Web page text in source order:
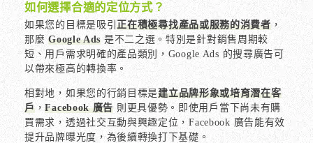
如何選擇合適的定位方式？
如果您的目標是吸引正在積極尋找產品或服務的消費者，
那麼Google Ads 是不二之選。特別是針對銷售周期較
短、用戶需求明確的產品類別，Google Ads 的搜尋廣告可
以帶來極高的轉換率。
相對地，如果您的行銷目標是建立品牌形象或培育潛在客
戶，Facebook 廣告 則更具優勢。即使用戶當下尚未有購
買需求，透過社交互動與興趣定位，Facebook 廣告能有效
提升品牌曝光度，為後續轉換打下基礎。